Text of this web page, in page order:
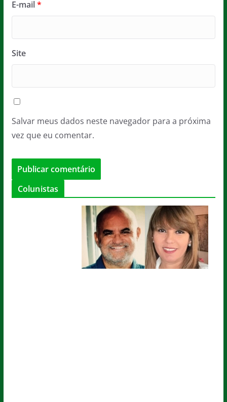
E-mail*
Site
Salvar meus dados neste navegador para a próxima
vez que eu comentar.
Colunistas